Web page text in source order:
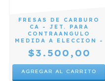
FRESAS DE CARBURO
CA - JET. PARA
CONTRAANGULO
MEDIDA A ELECCION -
$3.500,00
AGREGAR AL CARRITO